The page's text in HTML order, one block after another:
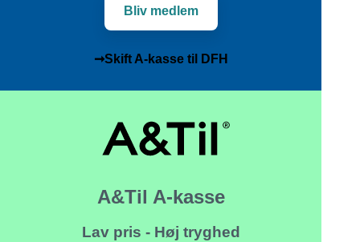
Bliv medlem
➞Skift A-kasse til DFH
A&Til A-kasse
Lav pris - Høj tryghed